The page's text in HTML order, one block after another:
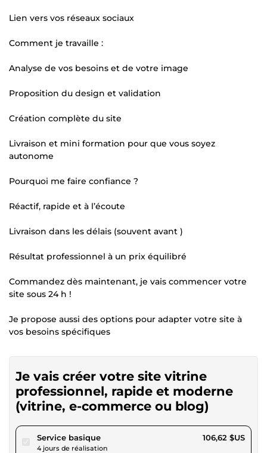
Lien vers vos réseaux sociaux
Comment je travaille :
Analyse de vos besoins et de votre image
Proposition du design et validation
Création complète du site
Livraison et mini formation pour que vous soyez
autonome
Pourquoi me faire confiance ?
Réactif, rapide et à l’écoute
Livraison dans les délais (souvent avant )
Résultat professionnel à un prix équilibré
Commandez dès maintenant, je vais commencer votre
site sous 24 h !
Je propose aussi des options pour adapter votre site à
vos besoins spécifiques
Je vais créer votre site vitrine
professionnel, rapide et moderne
(vitrine, e-commerce ou blog)
Service basiquepour 98,26 $US
4 jours de réalisation
106,62 $US